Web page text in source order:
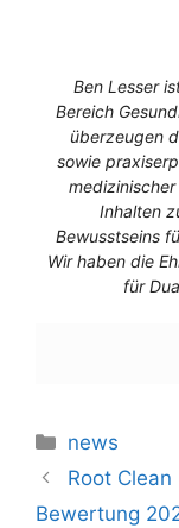
Ben Lesser
Bereich
überzeugen
sowie
Inhalten
Bewusstseins
Wir haben die
für
Kategorien
news
Root
Bewertung